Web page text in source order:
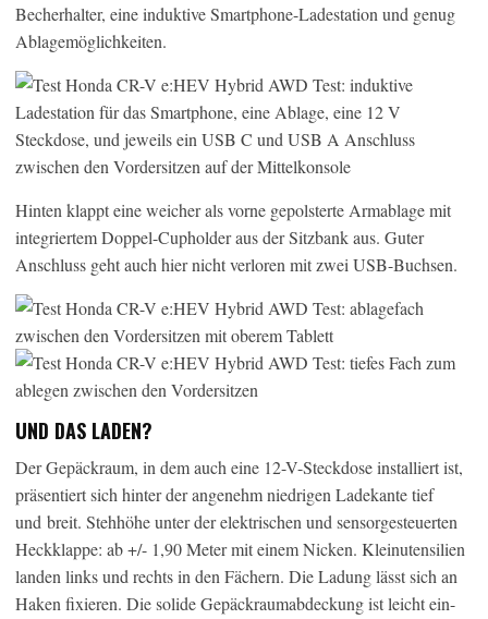
Becherhalter, eine induktive Smartphone-Ladestation und genug
Ablagemöglichkeiten.
Hinten klappt eine weicher als vorne gepolsterte Armablage mit
integriertem Doppel-Cupholder aus der Sitzbank aus. Guter
Anschluss geht auch hier nicht verloren mit zwei USB-Buchsen.
UND DAS LADEN?
Der Gepäckraum, in dem auch eine 12-V-Steckdose installiert ist,
präsentiert sich hinter der angenehm niedrigen Ladekante tief
und breit. Stehhöhe unter der elektrischen und sensorgesteuerten
Heckklappe: ab +/- 1,90 Meter mit einem Nicken. Kleinutensilien
landen links und rechts in den Fächern. Die Ladung lässt sich an
Haken fixieren. Die solide Gepäckraumabdeckung ist leicht ein-